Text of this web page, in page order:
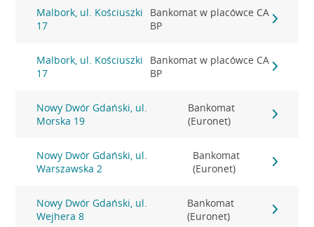
Malbork, ul. Kościuszki
17
Bankomat w placówce CA
BP
Malbork, ul. Kościuszki
17
Bankomat w placówce CA
BP
Nowy Dwór Gdański, ul.
Morska 19
Bankomat
(Euronet)
Nowy Dwór Gdański, ul.
Warszawska 2
Bankomat
(Euronet)
Nowy Dwór Gdański, ul.
Wejhera 8
Bankomat
(Euronet)